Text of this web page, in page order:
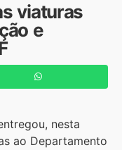
viaturas
e
nesta
ao Departamento